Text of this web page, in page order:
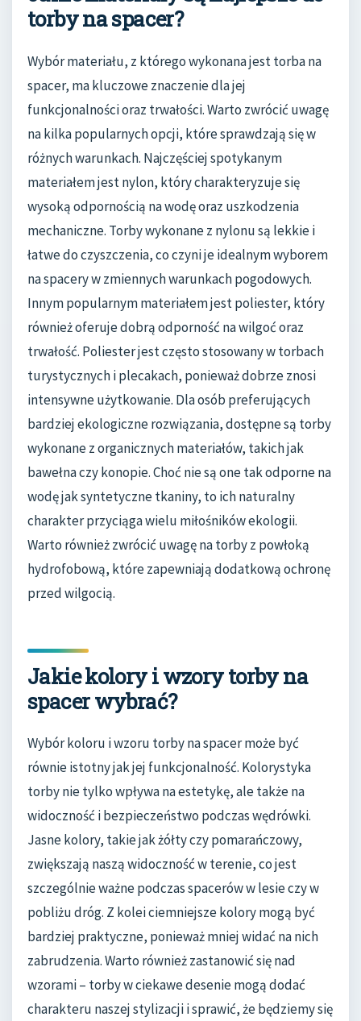
torby na spacer?
Wybór materiału, z którego wykonana jest torba na
spacer, ma kluczowe znaczenie dla jej
funkcjonalności oraz trwałości. Warto zwrócić uwagę
na kilka popularnych opcji, które sprawdzają się w
różnych warunkach. Najczęściej spotykanym
materiałem jest nylon, który charakteryzuje się
wysoką odpornością na wodę oraz uszkodzenia
mechaniczne. Torby wykonane z nylonu są lekkie i
łatwe do czyszczenia, co czyni je idealnym wyborem
na spacery w zmiennych warunkach pogodowych.
Innym popularnym materiałem jest poliester, który
również oferuje dobrą odporność na wilgoć oraz
trwałość. Poliester jest często stosowany w torbach
turystycznych i plecakach, ponieważ dobrze znosi
intensywne użytkowanie. Dla osób preferujących
bardziej ekologiczne rozwiązania, dostępne są torby
wykonane z organicznych materiałów, takich jak
bawełna czy konopie. Choć nie są one tak odporne na
wodę jak syntetyczne tkaniny, to ich naturalny
charakter przyciąga wielu miłośników ekologii.
Warto również zwrócić uwagę na torby z powłoką
hydrofobową, które zapewniają dodatkową ochronę
przed wilgocią.
Jakie kolory i wzory torby na
spacer wybrać?
Wybór koloru i wzoru torby na spacer może być
równie istotny jak jej funkcjonalność. Kolorystyka
torby nie tylko wpływa na estetykę, ale także na
widoczność i bezpieczeństwo podczas wędrówki.
Jasne kolory, takie jak żółty czy pomarańczowy,
zwiększają naszą widoczność w terenie, co jest
szczególnie ważne podczas spacerów w lesie czy w
pobliżu dróg. Z kolei ciemniejsze kolory mogą być
bardziej praktyczne, ponieważ mniej widać na nich
zabrudzenia. Warto również zastanowić się nad
wzorami – torby w ciekawe desenie mogą dodać
charakteru naszej stylizacji i sprawić, że będziemy się